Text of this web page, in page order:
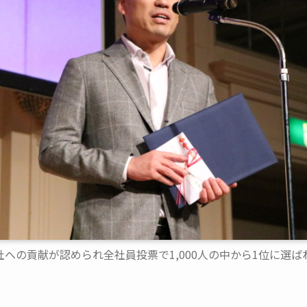
への貢献が認められ全社員投票で1,000人の中から1位に選ば